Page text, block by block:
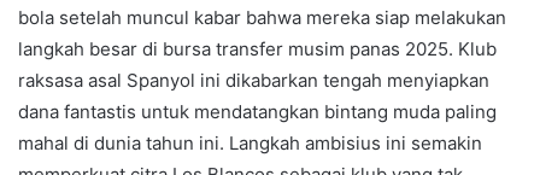
bola setelah muncul kabar bahwa mereka siap melakukan
langkah besar di bursa transfer musim panas 2025. Klub
raksasa asal Spanyol ini dikabarkan tengah menyiapkan
dana fantastis untuk mendatangkan bintang muda paling
mahal di dunia tahun ini. Langkah ambisius ini semakin